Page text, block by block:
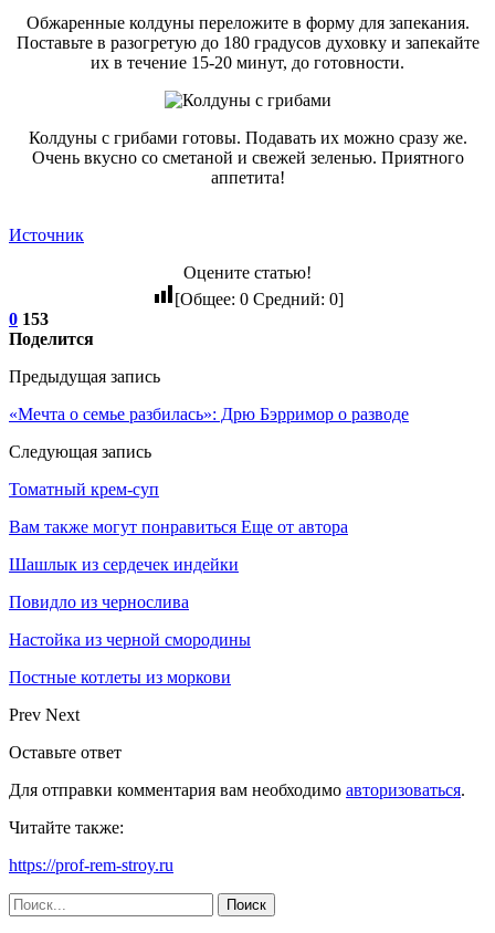
Обжаренные колдуны переложите в форму для запекания.
Поставьте в разогретую до 180 градусов духовку и запекайте
их в течение 15-20 минут, до готовности.
Колдуны с грибами готовы. Подавать их можно сразу же.
Очень вкусно со сметаной и свежей зеленью. Приятного
аппетита!
Источник
Оцените статью!
[Общее: 0Средний: 0]
0 153
Поделится
Предыдущая запись
«Мечта о семье разбилась»: Дрю Бэрримор о разводе
Следующая запись
Томатный крем-суп
Вам также могут понравиться Еще от автора
Шашлык из сердечек индейки
Повидло из чернослива
Настойка из черной смородины
Постные котлеты из моркови
Prev Next
Оставьте ответ
Для отправки комментария вам необходимо авторизоваться.
Читайте также:
https://prof-rem-stroy.ru